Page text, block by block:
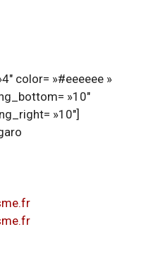
color= »#eeeeee »
»10″
»10″]